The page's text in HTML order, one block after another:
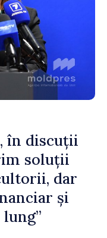
în discuții
soluții
dar
și